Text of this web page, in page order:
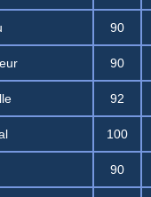
90
90
92
100
90